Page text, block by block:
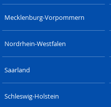
Mecklenburg-Vorpommern
Nordrhein-Westfalen
Saarland
Schleswig-Holstein